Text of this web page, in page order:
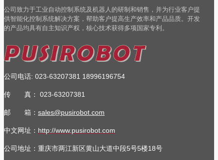
公司致力于工业自动控制系统及机器人的研制和销售，并为行业客户提
供智能化控制系统解决方案，帮助客户提高生产效率和产品品质。开发
的产品均具有自主知识产权，核心技术获得多项国家专利。
公司电话: 023-63207381 18996196754
传 真： 023-63207381
邮 箱： sales@pusirobot.com
中文网址： http://www.pusirobot.com
公司地址 ：重庆市两江新区黄山大道中段5号5楼18号